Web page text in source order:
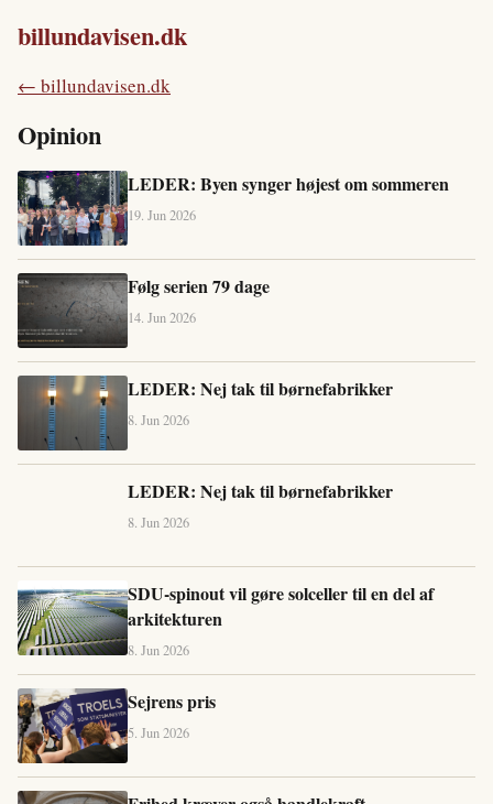
billundavisen.dk
← billundavisen.dk
Opinion
LEDER: Byen synger højest om sommeren
19. Jun 2026
Følg serien 79 dage
14. Jun 2026
LEDER: Nej tak til børnefabrikker
8. Jun 2026
LEDER: Nej tak til børnefabrikker
8. Jun 2026
SDU-spinout vil gøre solceller til en del af
arkitekturen
8. Jun 2026
Sejrens pris
5. Jun 2026